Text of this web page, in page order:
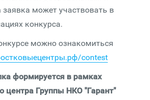
может участвовать в
конкурса.
можно ознакомиться
contest
формируется в рамках
центра Группы НКО "Гарант"